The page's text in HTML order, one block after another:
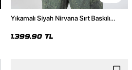
Yıkamalı Siyah Nirvana Sırt Baskılı
1.399,90 TL